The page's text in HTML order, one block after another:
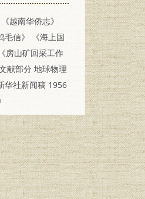
《越南华侨志》
毛信》
《海上国
《房山矿回采工作
献部分 地球物理
华社新闻稿 1956